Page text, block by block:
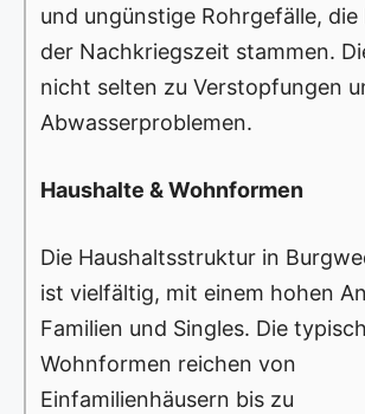
und ungünstige Rohrgefälle, die
der Nachkriegszeit stammen.
nicht selten zu Verstopfungen
Abwasserproblemen.
Haushalte & Wohnformen
Die Haushaltsstruktur in
ist vielfältig, mit einem hohen
Familien und Singles. Die
Wohnformen reichen von
Einfamilienhäusern bis zu